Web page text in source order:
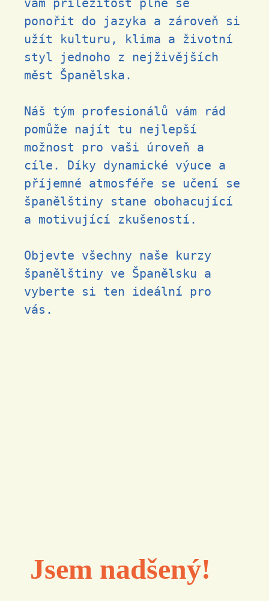
vám příležitost plně se
ponořit do jazyka a zároveň si
užít kulturu, klima a životní
styl jednoho z nejživějších
měst Španělska.
Náš tým profesionálů vám rád
pomůže najít tu nejlepší
možnost pro vaši úroveň a
cíle. Díky dynamické výuce a
příjemné atmosféře se učení se
španělštiny stane obohacující
a motivující zkušeností.
Objevte všechny naše kurzy
španělštiny ve Španělsku a
vyberte si ten ideální pro
vás.
Jsem nadšený!